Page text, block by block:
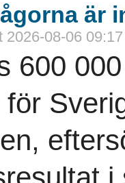
är
08-06 09:17
600
för